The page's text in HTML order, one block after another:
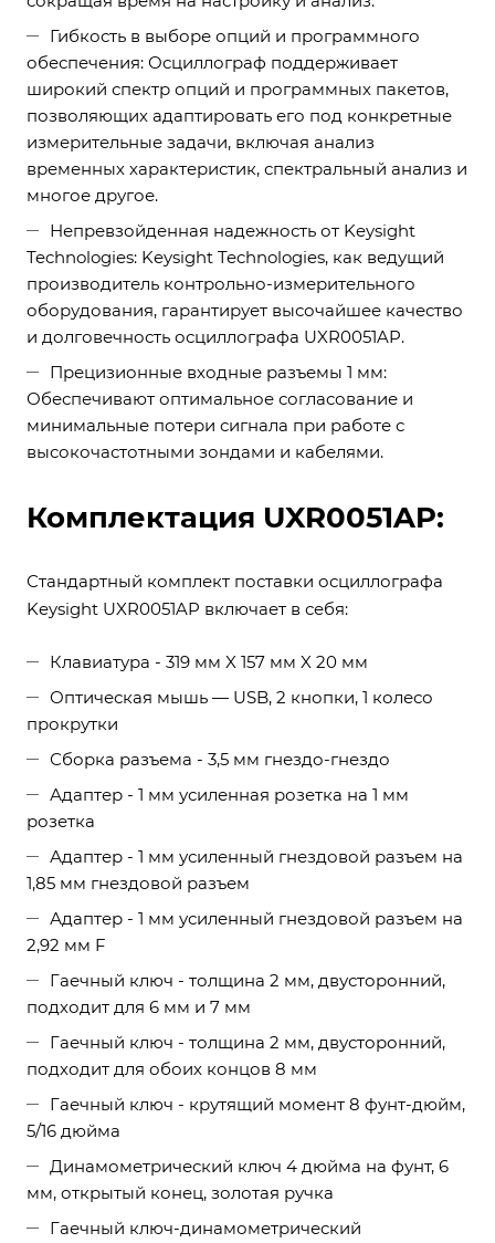
Гибкость в выборе опций и программного
обеспечения: Осциллограф поддерживает
широкий спектр опций и программных пакетов,
позволяющих адаптировать его под конкретные
измерительные задачи, включая анализ
временных характеристик, спектральный анализ и
многое другое.
Непревзойденная надежность от Keysight
Technologies: Keysight Technologies, как ведущий
производитель контрольно-измерительного
оборудования, гарантирует высочайшее качество
и долговечность осциллографа UXR0051AP.
Прецизионные входные разъемы 1 мм:
Обеспечивают оптимальное согласование и
минимальные потери сигнала при работе с
высокочастотными зондами и кабелями.
Комплектация UXR0051AP:
Стандартный комплект поставки осциллографа
Keysight UXR0051AP включает в себя:
Клавиатура - 319 мм X 157 мм X 20 мм
Оптическая мышь — USB, 2 кнопки, 1 колесо
прокрутки
Сборка разъема - 3,5 мм гнездо-гнездо
Адаптер - 1 мм усиленная розетка на 1 мм
розетка
Адаптер - 1 мм усиленный гнездовой разъем на
1,85 мм гнездовой разъем
Адаптер - 1 мм усиленный гнездовой разъем на
2,92 мм F
Гаечный ключ - толщина 2 мм, двусторонний,
подходит для 6 мм и 7 мм
Гаечный ключ - толщина 2 мм, двусторонний,
подходит для обоих концов 8 мм
Гаечный ключ - крутящий момент 8 фунт-дюйм,
5/16 дюйма
Динамометрический ключ 4 дюйма на фунт, 6
мм, открытый конец, золотая ручка
Гаечный ключ-динамометрический